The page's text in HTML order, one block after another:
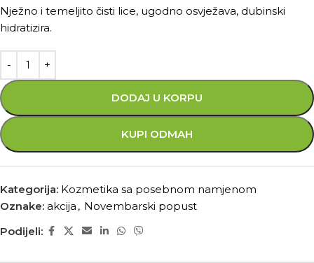
Nježno i temeljito čisti lice, ugodno osvježava, dubinski
hidratizira.
DODAJ U KORPU
KUPI ODMAH
Kategorija: Kozmetika sa posebnom namjenom
Oznake: akcija , Novembarski popust
Podijeli: